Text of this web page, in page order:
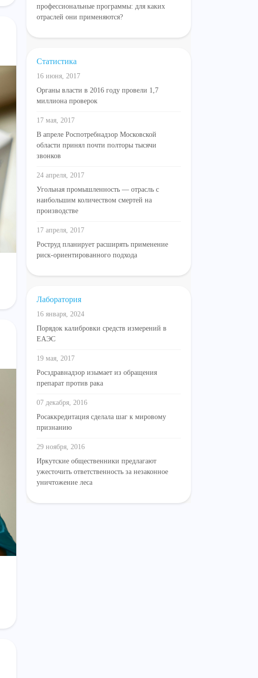
профессиональные программы: для каких
отраслей они применяются?
Статистика
16 июня, 2017
Органы власти в 2016 году провели 1,7
миллиона проверок
17 мая, 2017
В апреле Роспотребнадзор Московской
области принял почти полторы тысячи
звонков
24 апреля, 2017
Угольная промышленность — отрасль с
наибольшим количеством смертей на
производстве
17 апреля, 2017
Роструд планирует расширять применение
риск-ориентированного подхода
Лаборатория
16 января, 2024
Порядок калибровки средств измерений в
ЕАЭС
19 мая, 2017
Росздравнадзор изымает из обращения
препарат против рака
07 декабря, 2016
Росаккредитация сделала шаг к мировому
признанию
29 ноября, 2016
Иркутские общественники предлагают
ужесточить ответственность за незаконное
уничтожение леса